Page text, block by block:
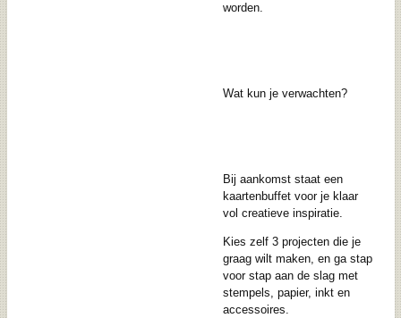
worden.
Wat kun je verwachten?
Bij aankomst staat een
kaartenbuffet voor je klaar
vol creatieve inspiratie.
Kies zelf 3 projecten die je
graag wilt maken, en ga stap
voor stap aan de slag met
stempels, papier, inkt en
accessoires.